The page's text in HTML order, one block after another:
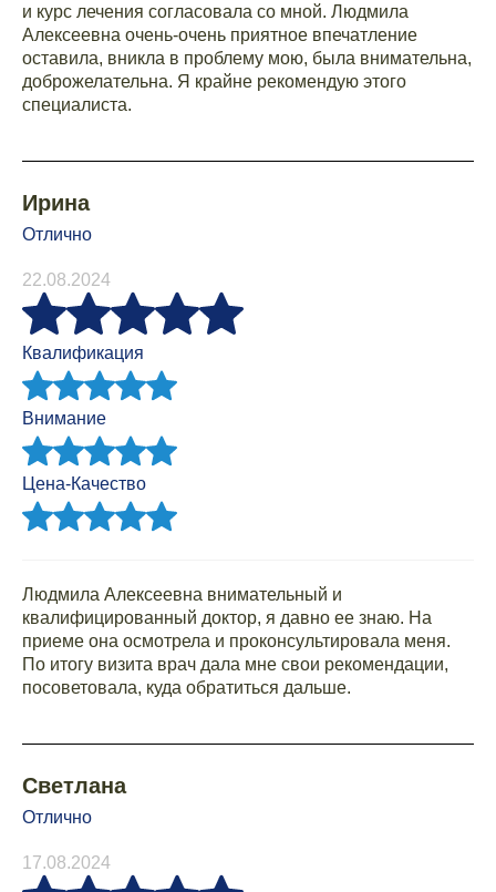
и курс лечения согласовала со мной. Людмила
Алексеевна очень-очень приятное впечатление
оставила, вникла в проблему мою, была внимательна,
доброжелательна. Я крайне рекомендую этого
специалиста.
Ирина
Отлично
22.08.2024
Квалификация
Внимание
Цена-Качество
Людмила Алексеевна внимательный и
квалифицированный доктор, я давно ее знаю. На
приеме она осмотрела и проконсультировала меня.
По итогу визита врач дала мне свои рекомендации,
посоветовала, куда обратиться дальше.
Светлана
Отлично
17.08.2024